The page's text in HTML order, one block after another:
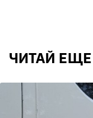
ЧИТАЙ ЕЩЕ